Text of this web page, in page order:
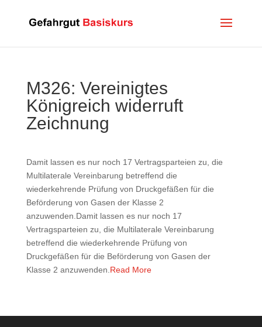
M326: Vereinigtes
Königreich widerruft
Zeichnung
Damit lassen es nur noch 17 Vertragsparteien zu, die
Multilaterale Vereinbarung betreffend die
wiederkehrende Prüfung von Druckgefäßen für die
Beförderung von Gasen der Klasse 2
anzuwenden.Damit lassen es nur noch 17
Vertragsparteien zu, die Multilaterale Vereinbarung
betreffend die wiederkehrende Prüfung von
Druckgefäßen für die Beförderung von Gasen der
Klasse 2 anzuwenden. Read More